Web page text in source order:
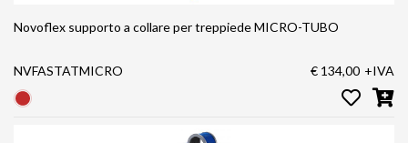
Novoflex supporto a collare per treppiede MICRO-TUBO
NVFASTATMICRO € 134,00 +IVA